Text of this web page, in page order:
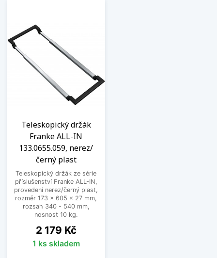
Teleskopický držák
Franke ALL-IN
133.0655.059, nerez/
černý plast
Teleskopický držák ze série
příslušenství Franke ALL-IN,
provedení nerez/černý plast,
rozměr 173 × 605 × 27 mm,
rozsah 340 - 540 mm,
nosnost 10 kg.
Cena
2 179 Kč
1 ks skladem